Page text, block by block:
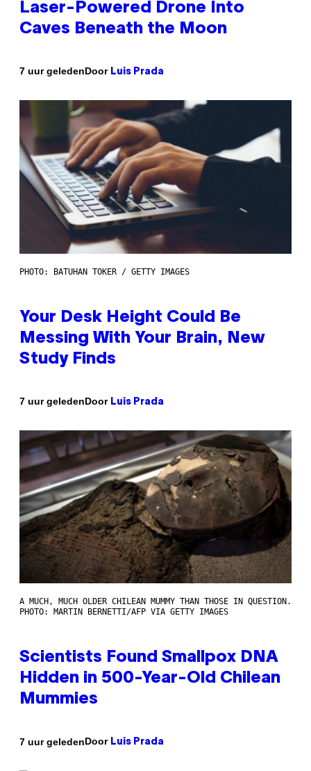
Laser-Powered Drone Into
Caves Beneath the Moon
7 uur geledenDoor Luis Prada
PHOTO: BATUHAN TOKER / GETTY IMAGES
Your Desk Height Could Be
Messing With Your Brain, New
Study Finds
7 uur geledenDoor Luis Prada
A MUCH, MUCH OLDER CHILEAN MUMMY THAN THOSE IN QUESTION.
PHOTO: MARTIN BERNETTI/AFP VIA GETTY IMAGES
Scientists Found Smallpox DNA
Hidden in 500-Year-Old Chilean
Mummies
7 uur geledenDoor Luis Prada